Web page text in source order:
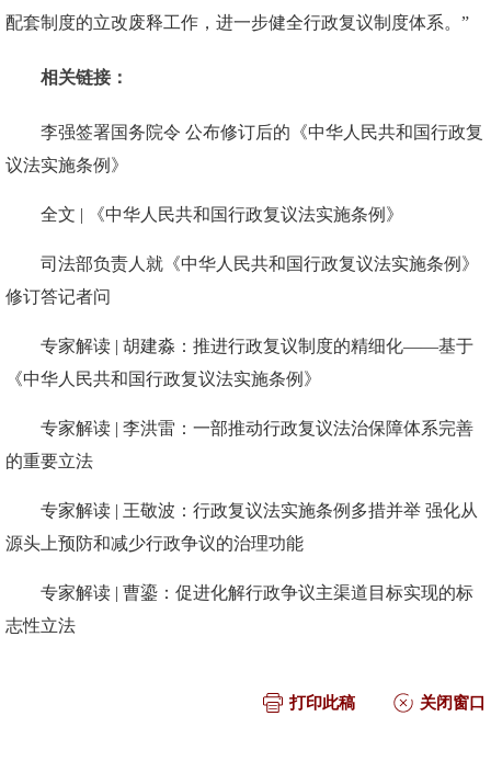
配套制度的立改废释工作，进一步健全行政复议制度体系。”
相关链接：
李强签署国务院令 公布修订后的《中华人民共和国行政复
议法实施条例》
全文 | 《中华人民共和国行政复议法实施条例》
司法部负责人就《中华人民共和国行政复议法实施条例》
修订答记者问
专家解读 | 胡建淼：推进行政复议制度的精细化——基于
《中华人民共和国行政复议法实施条例》
专家解读 | 李洪雷：一部推动行政复议法治保障体系完善
的重要立法
专家解读 | 王敬波：行政复议法实施条例多措并举 强化从
源头上预防和减少行政争议的治理功能
专家解读 | 曹鎏：促进化解行政争议主渠道目标实现的标
志性立法
打印此稿 关闭窗口